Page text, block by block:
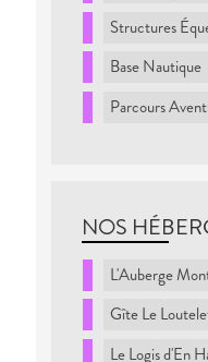
Structures
Base Nautique
Parcours
NOS
L'Auberge
Gîte Le
Le Logis d'En